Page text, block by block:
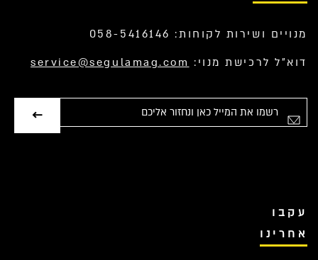
מנויים ושירות לקוחות: 058-5416146
דוא”ל לרכישת מנוי: service@segulamag.com
עקבו
אחרינו